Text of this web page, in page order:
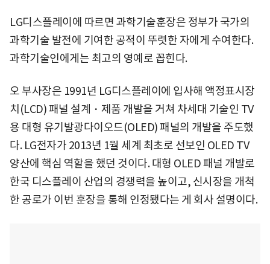
LG디스플레이에 따르면 과학기술훈장은 정부가 국가의
과학기술 발전에 기여한 공적이 뚜렷한 자에게 수여한다.
과학기술인에게는 최고의 영예로 꼽힌다.
오 부사장은 1991년 LG디스플레이에 입사해 액정표시장
치(LCD) 패널 설계・제품 개발을 거쳐 차세대 기술인 TV
용 대형 유기발광다이오드(OLED) 패널의 개발을 주도했
다. LG전자가 2013년 1월 세계 최초로 선보인 OLED TV
양산에 핵심 역할을 했던 것이다. 대형 OLED 패널 개발로
한국 디스플레이 산업의 경쟁력을 높이고, 신시장을 개척
한 공로가 이번 훈장을 통해 인정됐다는 게 회사 설명이다.